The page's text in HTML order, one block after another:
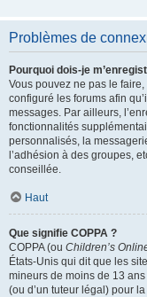
Problèmes de
Pourquoi dois-je
Vous pouvez ne pas le
configuré les forums afin
messages. Par ailleurs,
fonctionnalités
personnalisés, la
l’adhésion à des groupes,
conseillée.
Haut
Que signifie COPPA ?
COPPA (ou Children’s
États-Unis qui dit que les
mineurs de moins de 13
(ou d’un tuteur légal) pour